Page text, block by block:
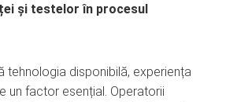
și testelor în procesul
tehnologia disponibilă, experiența
un factor esențial. Operatorii